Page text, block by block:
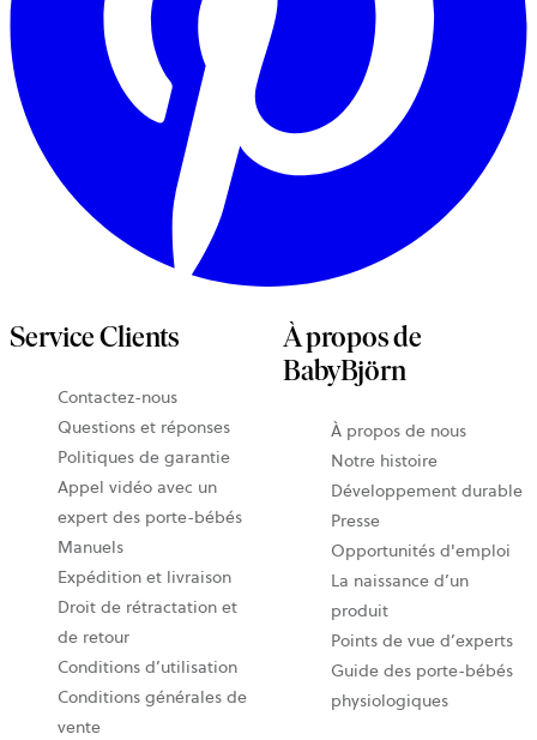
Service Clients
Contactez-nous
Questions et réponses
Politiques de garantie
Appel vidéo avec un
expert des porte-bébés
Manuels
Expédition et livraison
Droit de rétractation et
de retour
Conditions d’utilisation
Conditions générales de
vente
À propos de
BabyBjörn
À propos de nous
Notre histoire
Développement durable
Presse
Opportunités d'emploi
La naissance d’un
produit
Points de vue d’experts
Guide des porte-bébés
physiologiques